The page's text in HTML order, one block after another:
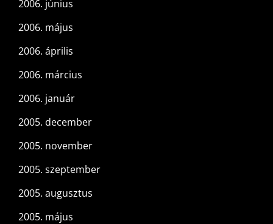
2006. június
2006. május
2006. április
2006. március
2006. január
2005. december
2005. november
2005. szeptember
2005. augusztus
2005. május